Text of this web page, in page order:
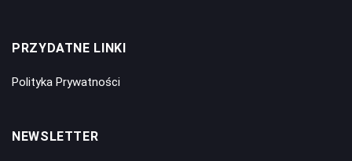
PRZYDATNE LINKI
Polityka Prywatności
NEWSLETTER